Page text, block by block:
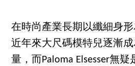
在時尚產業長期以纖細身形
近年來大尺碼模特兒逐漸
量，而Paloma Elsesser無